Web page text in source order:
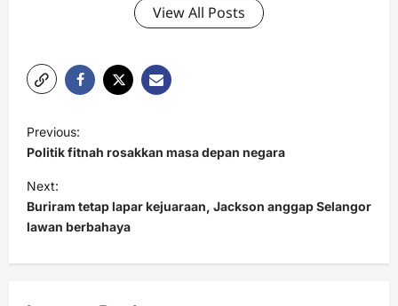
View All Posts
o
s
t
n
a
Previous:
Politik fitnah rosakkan masa depan negara
Next:
Buriram tetap lapar kejuaraan, Jackson anggap Selangor
lawan berbahaya